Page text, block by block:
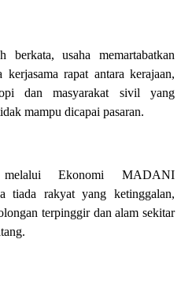
usaha memartabatkan
rapat antara kerajaan,
dan masyarakat sivil yang
mampu dicapai pasaran.
Ekonomi MADANI
tiada rakyat yang ketinggalan,
terpinggir dan alam sekitar